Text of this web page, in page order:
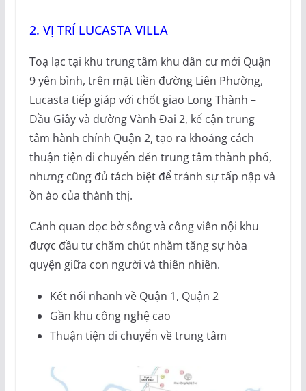
2. VỊ TRÍ LUCASTA VILLA
Toạ lạc tại khu trung tâm khu dân cư mới Quận
9 yên bình, trên mặt tiền đường Liên Phường,
Lucasta tiếp giáp với chốt giao Long Thành –
Dầu Giây và đường Vành Đai 2, kế cận trung
tâm hành chính Quận 2, tạo ra khoảng cách
thuận tiện di chuyển đến trung tâm thành phố,
nhưng cũng đủ tách biệt để tránh sự tấp nập và
ồn ào của thành thị.
Cảnh quan dọc bờ sông và công viên nội khu
được đầu tư chăm chút nhằm tăng sự hòa
quyện giữa con người và thiên nhiên.
Kết nối nhanh về Quận 1, Quận 2
Gần khu công nghệ cao
Thuận tiện di chuyển về trung tâm